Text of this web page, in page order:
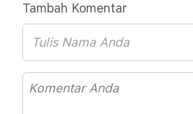
Tambah Komentar